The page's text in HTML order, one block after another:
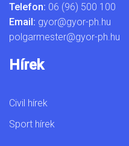
Telefon: 06 (96) 500 100
Email: gyor@gyor-ph.hu
polgarmester@gyor-ph.hu
Hírek
Civil hírek
Sport hírek